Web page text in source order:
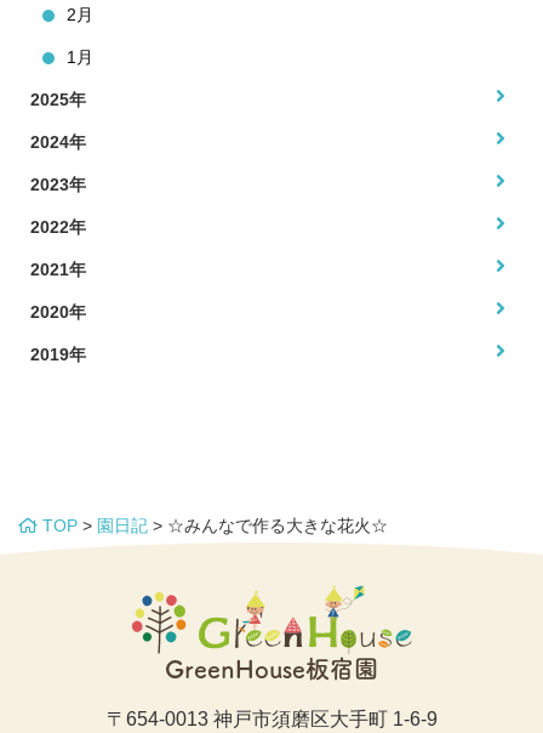
2月
1月
2025年
2024年
2023年
2022年
2021年
2020年
2019年
TOP > 園日記 > ☆みんなで作る大きな花火☆
GreenHouse板宿園
〒654-0013 神戸市須磨区大手町 1-6-9